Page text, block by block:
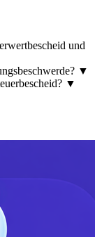
und
▼
▼